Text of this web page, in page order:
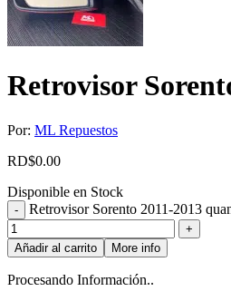
Retrovisor
Por: ML Repuestos
RD$0.00
Disponible en Stock
Retrovisor Sorento 2011-2013
Añadir al carrito More info
Procesando Información..